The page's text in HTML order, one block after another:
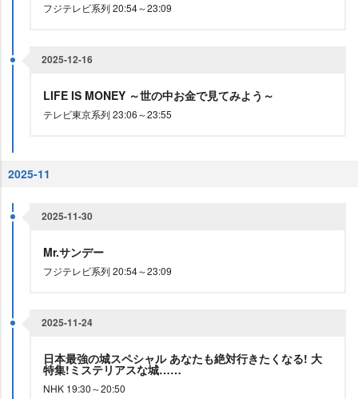
フジテレビ系列 20:54～23:09
2025-12-16
LIFE IS MONEY ～世の中お金で見てみよう～
テレビ東京系列 23:06～23:55
2025-11
2025-11-30
Mr.サンデー
フジテレビ系列 20:54～23:09
2025-11-24
日本最強の城スペシャル あなたも絶対行きたくなる! 大
特集!ミステリアスな城……
NHK 19:30～20:50